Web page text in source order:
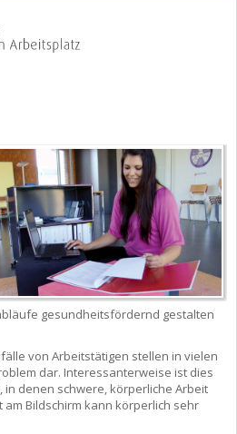
gesundheitsfördernd gestalten
von Arbeitstätigen stellen in vielen
dar. Interessanterweise ist dies
in denen schwere, körperliche Arbeit
am Bildschirm kann körperlich sehr